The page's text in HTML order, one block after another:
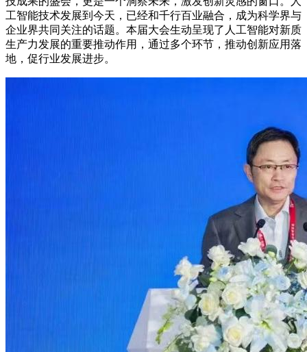
工智能技术发展到今天，已经和千行百业融合，成为科学界与
企业界共同关注的话题。本届大会生动呈现了人工智能对新质
生产力发展的重要推动作用，通过多个环节，推动创新应用落
地，促行业发展进步。